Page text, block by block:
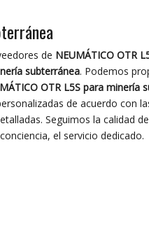
de NEUMÁTICO OTR
subterránea. Podemos
OTR L5S para minería
de acuerdo con
Seguimos la calidad
conciencia, el servicio dedicado.